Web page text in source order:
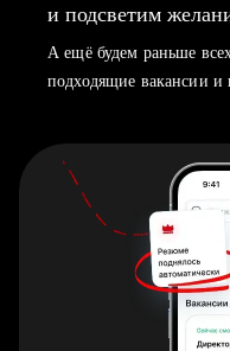
и подсветим
А ещё будем раньше
подходящие вакансии и